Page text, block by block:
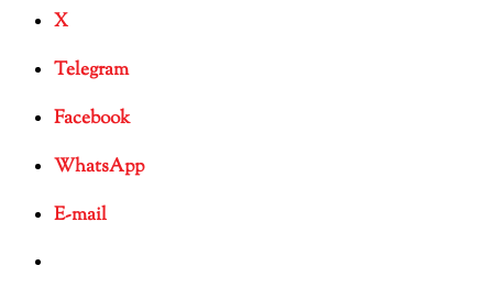
X
Telegram
Facebook
WhatsApp
E-mail